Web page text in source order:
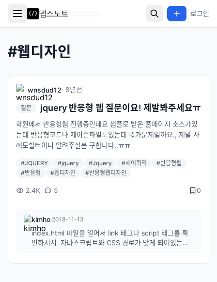
로그인
#웹디자인
wnsdud12· 8년전
질문 jquery 반응형 웹 질문이요! 제발봐주세요ㅠ
학원에서 반응형웹 진행중인데요 샘플로 받은 풀페이지 소스가있
는데 반응형코드나 제이슨파일도있는데 뭐가문제일까요., 제발 사
례도할터이니 알려주실분 구합니다..ㅠㅠ
#JQUERY #jquery #Jquery #제이쿼리 #반응형웹
#반응형 #웹디자인 #반응형웹디자인
2.4K 5 0
kimho·2018-11-13
index.html 파일을 열어서 link 태그나 script 태그를 확
인하셔서 자바스크립트와 CSS 경로가 맞게 되어있는지
경로가 맞는지 확인]" rel="stylesheet" /> <script src